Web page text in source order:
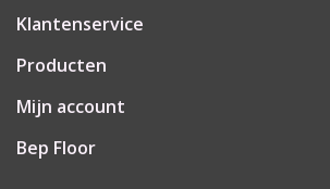
Klantenservice
Producten
Mijn account
Bep Floor